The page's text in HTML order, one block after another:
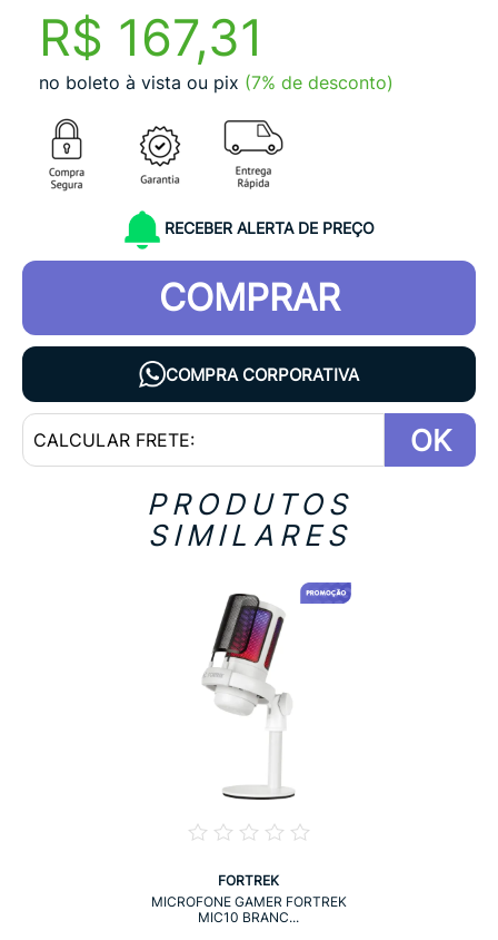
R$ 167,31
no boleto à vista ou pix (7% de desconto)
RECEBER ALERTA DE PREÇO
COMPRAR
COMPRA CORPORATIVA
OK
PRODUTOS
SIMILARES
FORTREK
MICROFONE GAMER FORTREK
MIC10 BRANC...